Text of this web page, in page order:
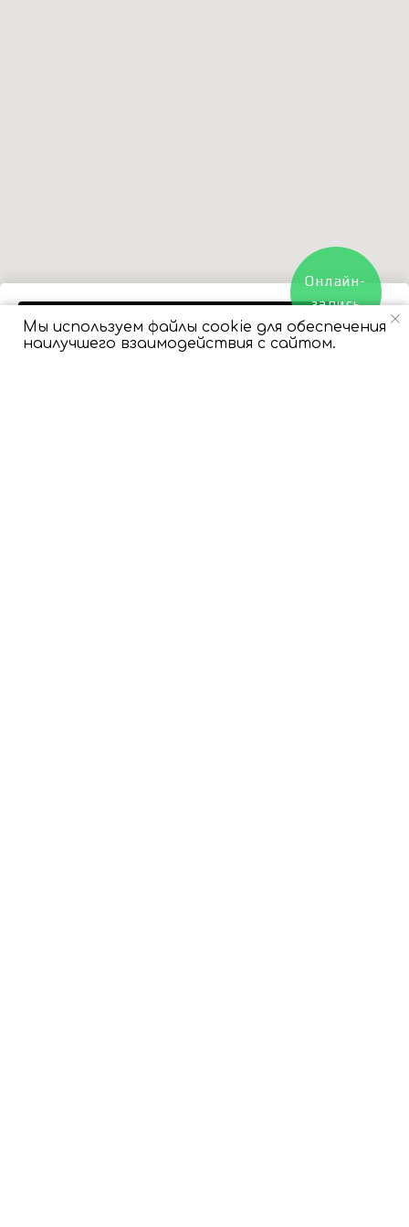
Купить
Мы используем файлы cookie для обеспечения
наилучшего взаимодействия с сайтом.
Онлайн-
запись